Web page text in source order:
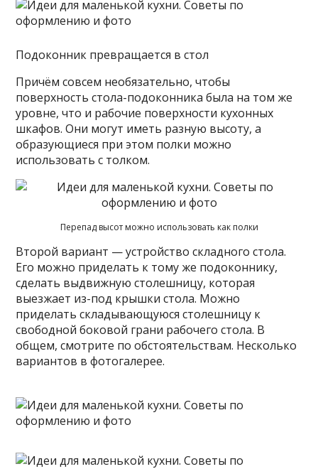
Подоконник превращается в стол
Причём совсем необязательно, чтобы
поверхность стола-подоконника была на том же
уровне, что и рабочие поверхности кухонных
шкафов. Они могут иметь разную высоту, а
образующиеся при этом полки можно
использовать с толком.
Перепад высот можно использовать как полки
Второй вариант — устройство складного стола.
Его можно приделать к тому же подоконнику,
сделать выдвижную столешницу, которая
выезжает из-под крышки стола. Можно
приделать складывающуюся столешницу к
свободной боковой грани рабочего стола. В
общем, смотрите по обстоятельствам. Несколько
вариантов в фотогалерее.